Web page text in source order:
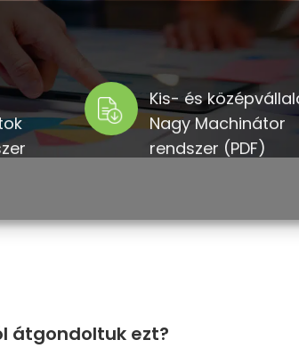
Kis- és
Nagy Machinátor
rendszer (PDF)
átgondoltuk ezt?